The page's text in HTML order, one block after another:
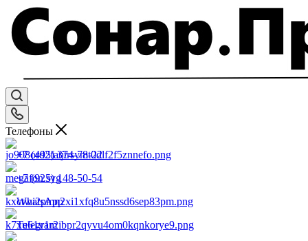
Телефоны
+7 (495) 374-78-22
+7 (925) 148-50-54
WhatsApp
Telegram